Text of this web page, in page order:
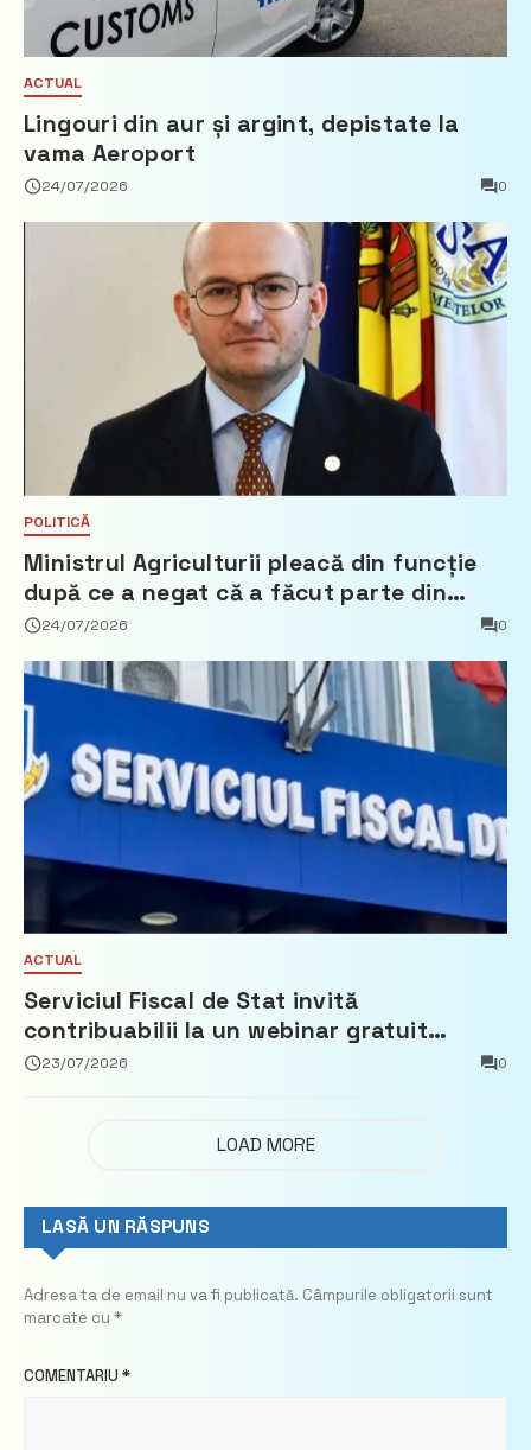
ACTUAL
Lingouri din aur și argint, depistate la
vama Aeroport
24/07/2026 0
POLITICĂ
Ministrul Agriculturii pleacă din funcție
după ce a negat că a făcut parte din
Partidul Democrat
24/07/2026 0
ACTUAL
Serviciul Fiscal de Stat invită
contribuabilii la un webinar gratuit
privind calculul impozitului pe bunurile
23/07/2026 0
LOAD MORE
LASĂ UN RĂSPUNS
Adresa ta de email nu va fi publicată. Câmpurile obligatorii sunt
marcate cu *
COMENTARIU *